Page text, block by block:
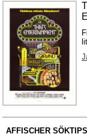
AFFISCHER